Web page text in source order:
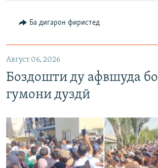
Ба дигарон фиристед
Август 06, 2026
Боздошти ду афвшуда бо
гумони дуздӣ